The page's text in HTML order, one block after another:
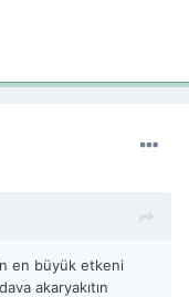
en büyük etkeni
akaryakıtın